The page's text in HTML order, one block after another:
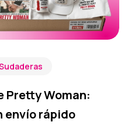
Pretty Woman:
envío rápido